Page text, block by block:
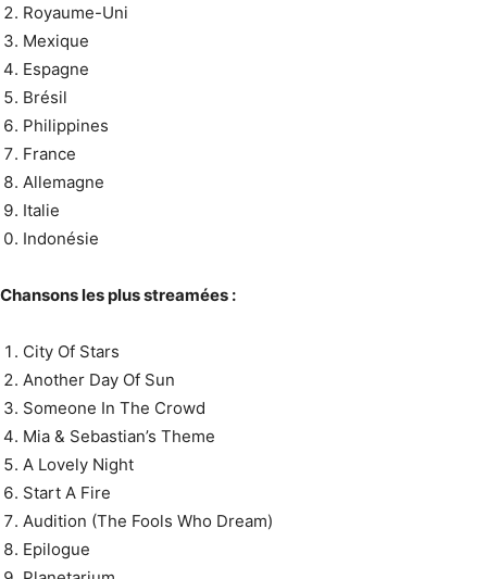
Royaume-Uni
Mexique
Espagne
Brésil
Philippines
France
Allemagne
Italie
Indonésie
Chansons les plus streamées :
City Of Stars
Another Day Of Sun
Someone In The Crowd
Mia & Sebastian’s Theme
A Lovely Night
Start A Fire
Audition (The Fools Who Dream)
Epilogue